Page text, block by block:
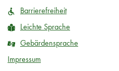
Barrierefreiheit
Leichte Sprache
Gebärdensprache
Impressum